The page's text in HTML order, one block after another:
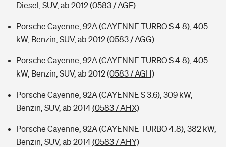
Diesel, SUV, ab 2012(0583 / AGF)
Porsche Cayenne, 92A (CAYENNE TURBO S 4.8), 405
kW, Benzin, SUV, ab 2012(0583 / AGG)
Porsche Cayenne, 92A (CAYENNE TURBO S 4.8), 405
kW, Benzin, SUV, ab 2012(0583 / AGH)
Porsche Cayenne, 92A (CAYENNE S 3.6), 309 kW,
Benzin, SUV, ab 2014(0583 / AHX)
Porsche Cayenne, 92A (CAYENNE TURBO 4.8), 382 kW,
Benzin, SUV, ab 2014(0583 / AHY)